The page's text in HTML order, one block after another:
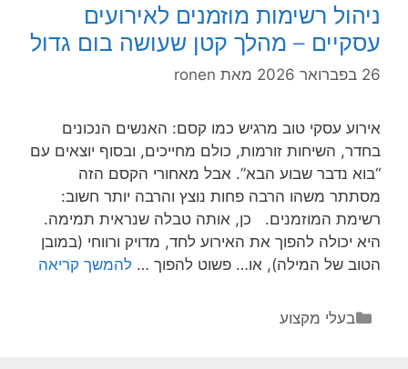
הפתעות
נעימות
ניהול רשימות מוזמנים לאירועים
עסקיים – מהלך קטן שעושה בום גדול
26 בפברואר 2026 מאת ronen
אירוע עסקי טוב מרגיש כמו קסם: האנשים הנכונים
בחדר, השיחות זורמות, כולם מחייכים, ובסוף יוצאים עם
“בוא נדבר שבוע הבא”. אבל מאחורי הקסם הזה
מסתתר משהו הרבה פחות נוצץ והרבה יותר חשוב:
רשימת המוזמנים. כן, אותה טבלה שנראית תמימה.
היא יכולה להפוך את האירוע לחד, מדויק ורווחי (במובן
הטוב של המילה), או… פשוט להפוך … להמשך קריאה
קטגוריות
בעלי מקצוע